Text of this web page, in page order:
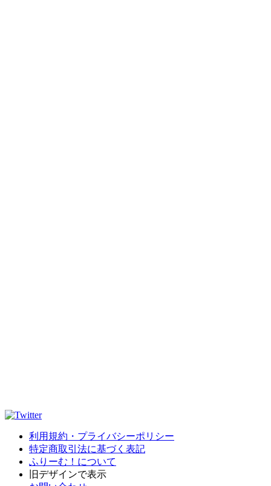
利用規約・プライバシーポリシー
特定商取引法に基づく表記
ふりーむ！について
旧デザインで表示